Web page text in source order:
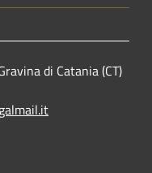
di Catania (CT)